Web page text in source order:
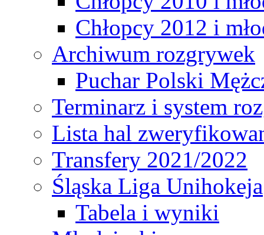
Chłopcy 2012 i
Archiwum rozgrywek
Puchar Polski
Terminarz i system
Lista hal
Transfery 2021/2022
Śląska Liga Unihokeja
Tabela i wyniki